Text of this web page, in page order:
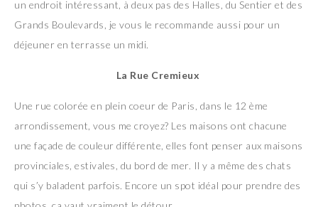
un endroit intéressant, à deux pas des Halles, du Sentier et des
Grands Boulevards, je vous le recommande aussi pour un
déjeuner en terrasse un midi.
La Rue Cremieux
Une rue colorée en plein coeur de Paris, dans le 12 ème
arrondissement, vous me croyez? Les maisons ont chacune
une façade de couleur différente, elles font penser aux maisons
provinciales, estivales, du bord de mer. Il y a même des chats
qui s’y baladent parfois. Encore un spot idéal pour prendre des